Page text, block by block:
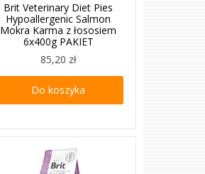
Brit Veterinary Diet Pies
Hypoallergenic Salmon
Mokra Karma z łososiem
6x400g PAKIET
85,20 zł
Do koszyka